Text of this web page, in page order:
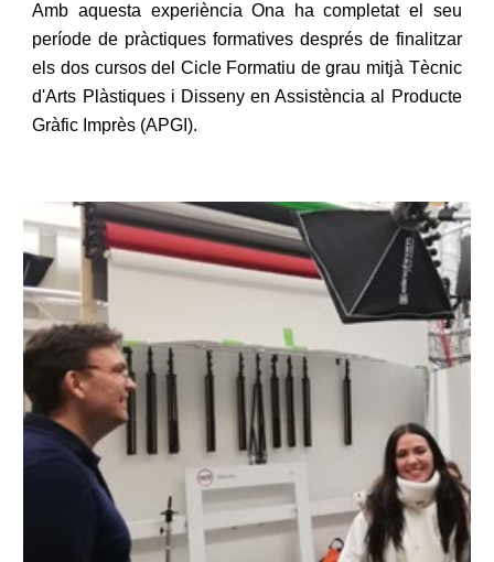
Amb aquesta experiència Ona ha completat el seu
període de pràctiques formatives després de finalitzar
els dos cursos del Cicle Formatiu de grau mitjà Tècnic
d'Arts Plàstiques i Disseny en Assistència al Producte
Gràfic Imprès (APGI).